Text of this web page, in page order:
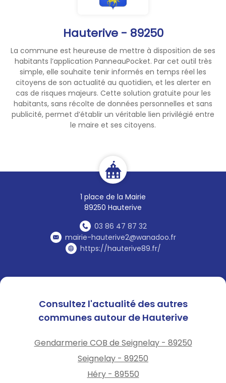
Hauterive - 89250
La commune est heureuse de mettre à disposition de ses
habitants l’application PanneauPocket. Par cet outil très
simple, elle souhaite tenir informés en temps réel les
citoyens de son actualité au quotidien, et les alerter en
cas de risques majeurs. Cette solution gratuite pour les
habitants, sans récolte de données personnelles et sans
publicité, permet d’établir un véritable lien privilégié entre
le maire et ses citoyens.
1 place de la Mairie
89250 Hauterive
03 86 47 87 32
mairie-hauterive2@wanadoo.fr
https://hauterive89.fr/
Consultez l'actualité des autres
communes autour de Hauterive
Gendarmerie COB de Seignelay - 89250
Seignelay - 89250
Héry - 89550